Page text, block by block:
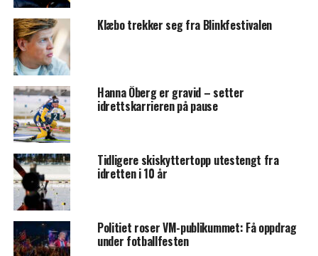
Klæbo trekker seg fra Blinkfestivalen
Hanna Öberg er gravid – setter
idrettskarrieren på pause
Tidligere skiskyttertopp utestengt fra
idretten i 10 år
Politiet roser VM-publikummet: Få oppdrag
under fotballfesten